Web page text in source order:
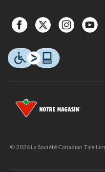
© 2026 La Société Canadian Tire